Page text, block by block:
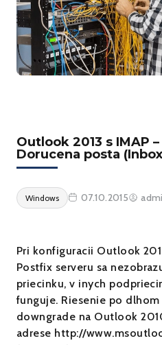
Outlook 2013 s IMAP
Dorucena posta
Windows 07.10.2015
Pri konfiguracii Outlook
Postfix serveru sa
priecinku, v inych
funguje. Riesenie po
downgrade na Outlook
adrese http://